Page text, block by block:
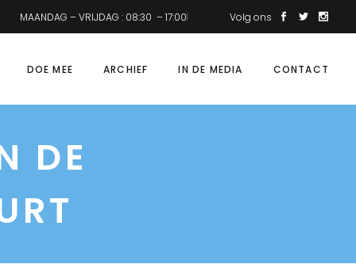
MAANDAG – VRIJDAG : 08:30 – 17:00 Volg ons
DOE MEE ARCHIEF IN DE MEDIA CONTACT
DE